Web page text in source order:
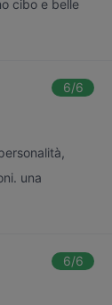
cibo e belle
6/6
una
6/6